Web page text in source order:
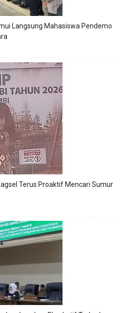
Langsung Mahasiswa Pendemo
Terus Proaktif Mencari Sumur